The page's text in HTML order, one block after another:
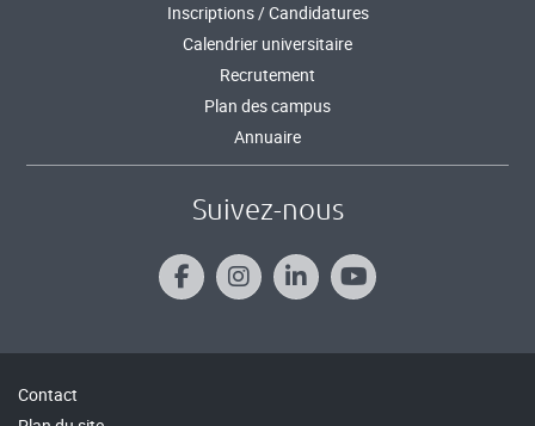
Inscriptions / Candidatures
Calendrier universitaire
Recrutement
Plan des campus
Annuaire
Suivez-nous
Contact